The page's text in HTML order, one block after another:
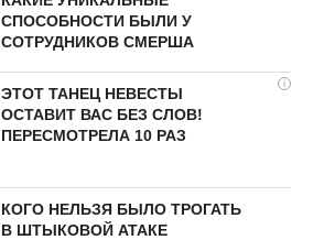
СПОСОБНОСТИ БЫЛИ У
СОТРУДНИКОВ СМЕРША
i
ЭТОТ ТАНЕЦ НЕВЕСТЫ
ОСТАВИТ ВАС БЕЗ СЛОВ!
ПЕРЕСМОТРЕЛА 10 РАЗ
КОГО НЕЛЬЗЯ БЫЛО ТРОГАТЬ
В ШТЫКОВОЙ АТАКЕ